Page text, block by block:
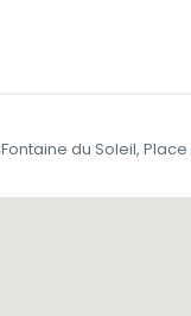
Fontaine du Soleil,